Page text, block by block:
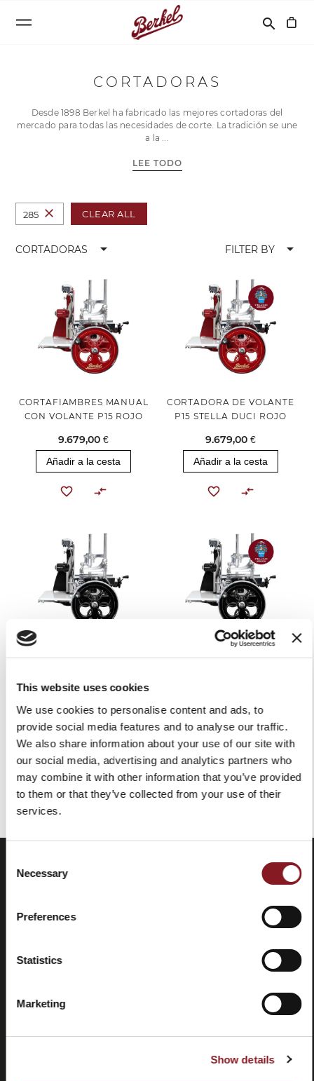
This website uses cookies
We use cookies to personalise content and ads, to
provide social media features and to analyse our traffic.
We also share information about your use of our site with
our social media, advertising and analytics partners who
may combine it with other information that you’ve provided
to them or that they’ve collected from your use of their
services.
Selection
Necessary
Preferences
Statistics
Marketing
Show details
Buscar
search
CORTADORAS
Desde 1898 Berkel ha fabricado las mejores cortadoras del
mercado para todas las necesidades de corte. La tradición se une
a la
LEE TODO
285 close CLEAR ALL
CORTADORAS arrow_drop_down FILTER BY arrow_drop_down
CORTAFIAMBRES MANUAL
CON VOLANTE P15 ROJO
9.679,00 €
Añadir a la cesta
CORTADORA DE VOLANTE
P15 STELLA DUCI ROJO
9.679,00 €
Añadir a la cesta
CORTAFIAMBRES MANUAL
9.679,00 €
Añadir a la cesta
CORTAFIAMBRES MANUAL
9.679,00 €
Añadir a la cesta
Has visto todos los productos de la categoría